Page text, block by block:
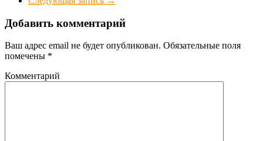
Добавить комментарий
Ваш адрес email не будет опубликован. Обязательные поля
помечены *
Комментарий